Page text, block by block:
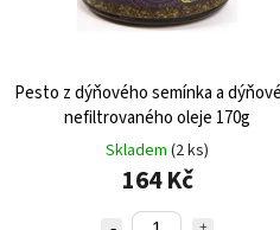
Pesto z dýňového semínka a
nefiltrovaného oleje 170g
Skladem(2 ks)
164 Kč